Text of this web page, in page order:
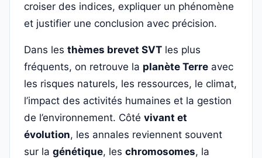
croiser des indices, expliquer un phénomène
et justifier une conclusion avec précision.
Dans les thèmes brevet SVT les plus
fréquents, on retrouve la planète Terre avec
les risques naturels, les ressources, le climat,
l’impact des activités humaines et la gestion
de l’environnement. Côté vivant et
évolution, les annales reviennent souvent
sur la génétique, les chromosomes, la